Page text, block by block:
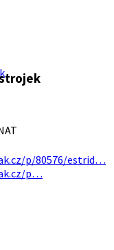
p/80576/estrid…
p…